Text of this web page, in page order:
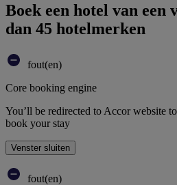
Boek een hotel van een
dan 45 hotelmerken
fout(en)
Core booking engine
You’ll be redirected to Accor website
book your stay
Venster sluiten
fout(en)